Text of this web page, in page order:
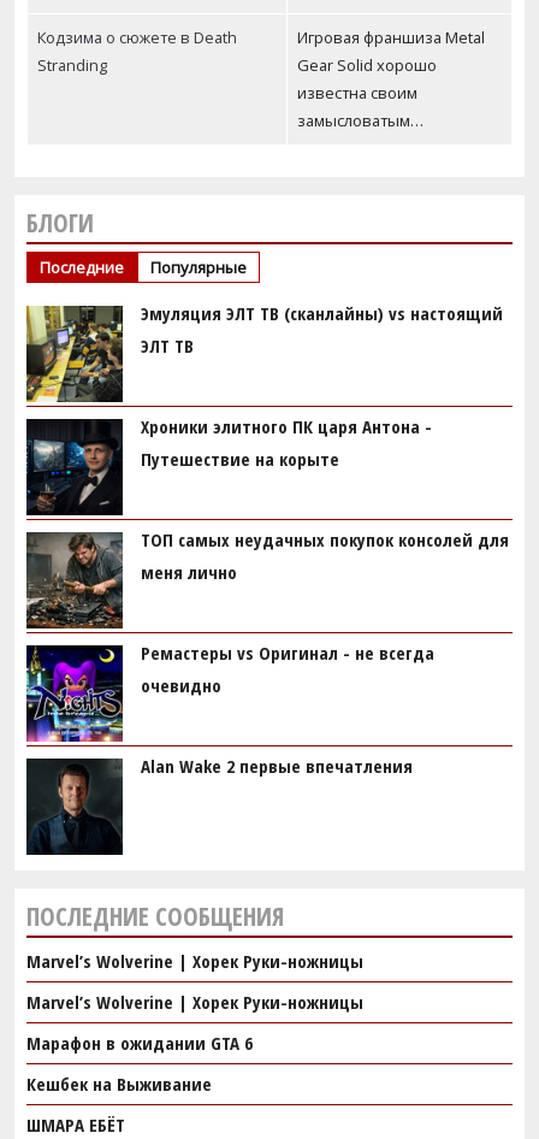
БЛОГИ
Последние Популярные
Эмуляция ЭЛТ ТВ (сканлайны) vs настоящий
ЭЛТ ТВ
Хроники элитного ПК царя Антона -
Путешествие на корыте
ТОП самых неудачных покупок консолей для
меня лично
Ремастеры vs Оригинал - не всегда
очевидно
Alan Wake 2 первые впечатления
ПОСЛЕДНИЕ СООБЩЕНИЯ
Marvel’s Wolverine | Хорек Руки-ножницы
Marvel’s Wolverine | Хорек Руки-ножницы
Марафон в ожидании GTA 6
Кешбек на Выживание
ШМАРА ЕБЁТ
Кодзима о сюжете в Death
Stranding
Игровая франшиза Metal
Gear Solid хорошо
известна своим
замысловатым…